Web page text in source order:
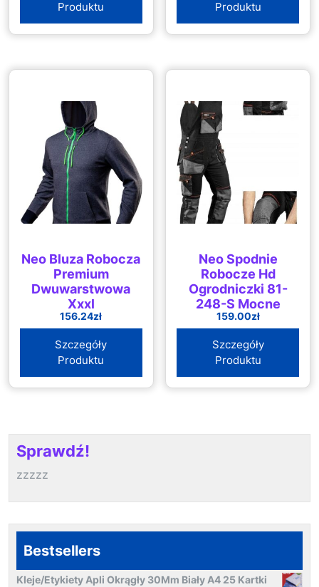
Produktu
Produktu
Neo Bluza Robocza
Premium
Dwuwarstwowa
Xxxl
156.24zł
Szczegóły
Produktu
Neo Spodnie
Robocze Hd
Ogrodniczki 81-
248-S Mocne
159.00zł
Szczegóły
Produktu
Sprawdź!
zzzzz
Bestsellers
Kleje/Etykiety Apli Okrągły 30Mm Biały A4 25 Kartki